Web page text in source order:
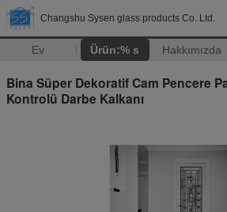
Changshu Sysen glass products Co. Ltd.
Ev Ürün:% s Hakkımızda
Bina Süper Dekoratif Cam Pencere
Kontrolü Darbe Kalkanı